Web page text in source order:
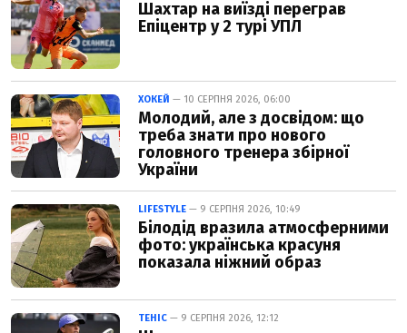
Шахтар на виїзді переграв
Епіцентр у 2 турі УПЛ
ХОКЕЙ — 10 СЕРПНЯ 2026, 06:00
Молодий, але з досвідом: що
треба знати про нового
головного тренера збірної
України
LIFESTYLE — 9 СЕРПНЯ 2026, 10:49
Білодід вразила атмосферними
фото: українська красуня
показала ніжний образ
ТЕНІС — 9 СЕРПНЯ 2026, 12:12